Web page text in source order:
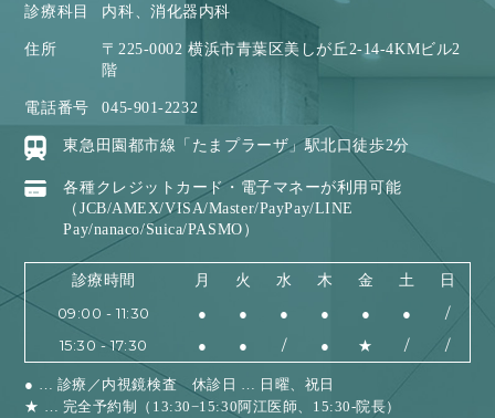
診療科目 内科、消化器内科
住所
〒225-0002 横浜市青葉区美しが丘2-14-4KMビル2
階
電話番号 045-901-2232
東急田園都市線「たまプラーザ」駅北口徒歩2分
各種クレジットカード・電子マネーが利用可能
（JCB/AMEX/VISA/Master/PayPay/LINE
Pay/nanaco/Suica/PASMO）
診療時間 月 火 水 木 金 土 日
09:00 - 11:30 ● ● ● ● ● ●
/
15:30 - 17:30
● ● / ● ★ / /
● … 診療／内視鏡検査 休診日 … 日曜、祝日
★ … 完全予約制（13:30−15:30阿江医師、15:30-院長）